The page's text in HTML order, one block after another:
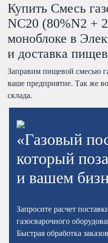
Купить Смесь
NC20 (80%N2 +
моноблоке в
и доставка
Заправим пищевой смесью
ваше предприятие. Так же
склада.
«Газовый
который
и вашем
Запросите расчет
газосварочного
Быстрая обработка